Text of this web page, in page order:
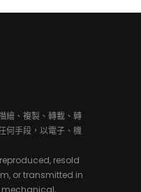
繪、複製、轉載、轉
何手段，以電子、機
resold
or transmitted in